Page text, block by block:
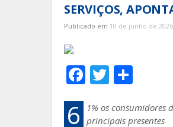
SERVIÇOS,
Publicado em 10 de junho de 2026
F
ac
e
T
w
ittar
6
1% os consumidores
principais presentes